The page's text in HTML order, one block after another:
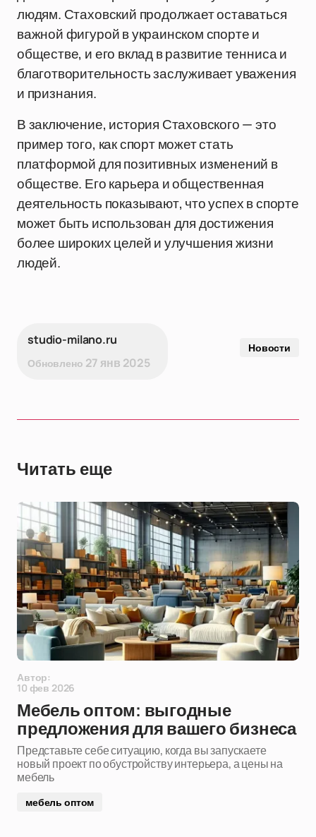
людям. Стаховский продолжает оставаться
важной фигурой в украинском спорте и
обществе, и его вклад в развитие тенниса и
благотворительность заслуживает уважения
и признания.
В заключение, история Стаховского — это
пример того, как спорт может стать
платформой для позитивных изменений в
обществе. Его карьера и общественная
деятельность показывают, что успех в спорте
может быть использован для достижения
более широких целей и улучшения жизни
людей.
studio-milano.ru
Обновлено 27 янв 2025
Новости
Читать еще
Автор:
10 фев 2026
Мебель оптом: выгодные
предложения для вашего бизнеса
Представьте себе ситуацию, когда вы запускаете
новый проект по обустройству интерьера, а цены на
мебель
мебель оптом